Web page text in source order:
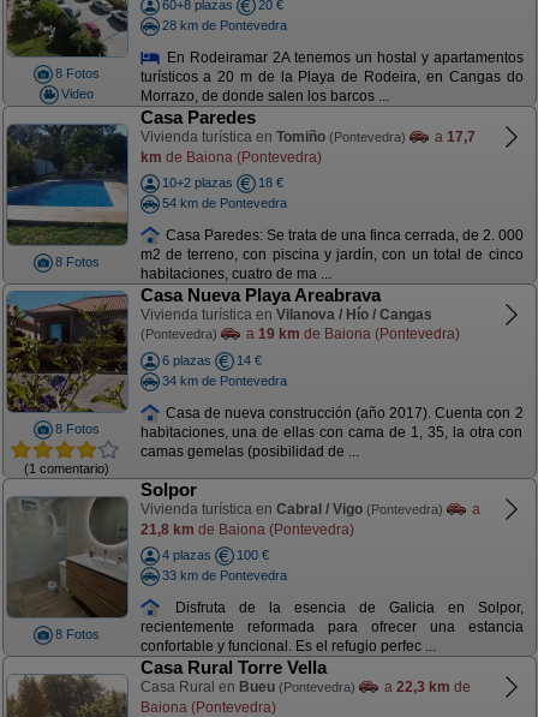
8 Fotos
Video
60+8 plazas
20 €
28 km de Pontevedra
En Rodeiramar 2A tenemos un hostal y apartamentos
turísticos a 20 m de la Playa de Rodeira, en Cangas do
Morrazo, de donde salen los barcos ...
8 Fotos
Casa Paredes
Vivienda turística en Tomiño (Pontevedra) a 17,7
km de Baiona (Pontevedra)
10+2 plazas
18 €
54 km de Pontevedra
Casa Paredes: Se trata de una finca cerrada, de 2. 000
m2 de terreno, con piscina y jardín, con un total de cinco
habitaciones, cuatro de ma ...
8 Fotos
(1 comentario)
Casa Nueva Playa Areabrava
Vivienda turística en Vilanova / Hío / Cangas
(Pontevedra) a 19 km de Baiona (Pontevedra)
6 plazas
14 €
34 km de Pontevedra
Casa de nueva construcción (año 2017). Cuenta con 2
habitaciones, una de ellas con cama de 1, 35, la otra con
camas gemelas (posibilidad de ...
8 Fotos
Solpor
Vivienda turística en Cabral / Vigo (Pontevedra)
a
21,8 km de Baiona (Pontevedra)
4 plazas
100 €
33 km de Pontevedra
Disfruta de la esencia de Galicia en Solpor,
recientemente reformada para ofrecer una estancia
confortable y funcional. Es el refugio perfec ...
Casa Rural Torre Vella
Casa Rural en Bueu (Pontevedra) a 22,3 km de
Baiona (Pontevedra)